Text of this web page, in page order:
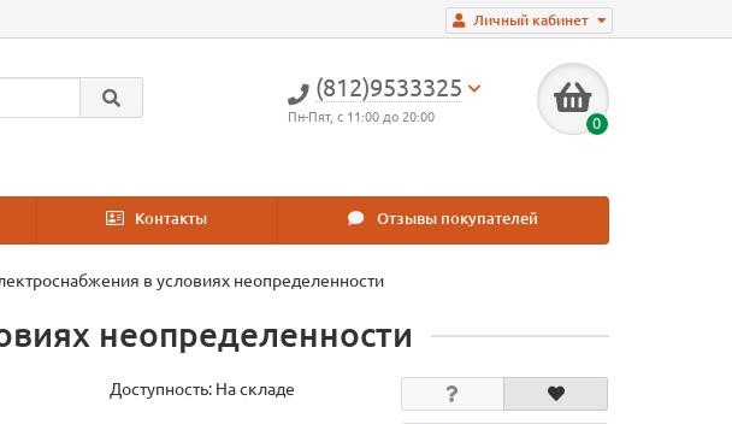
Личный кабинет
(812)9533325
Пн-Пят, с 11:00 до 20:00 0
Контакты Отзывы покупателей
в условиях неопределенности
неопределенности
Доступность: На складе